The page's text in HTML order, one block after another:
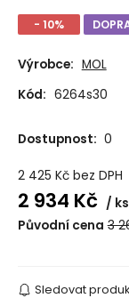
- 10%
Výrobce: MOL
Kód: 6264s30
Dostupnost: 0
2 425 Kč bez DPH
2 934 Kč
ks
Původní cena 3
Sledovat